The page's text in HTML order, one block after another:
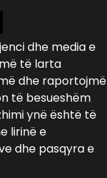
dhe media e
të larta
dhe raportojmë
të besueshëm
ynë është të
lirinë e
dhe pasqyra e